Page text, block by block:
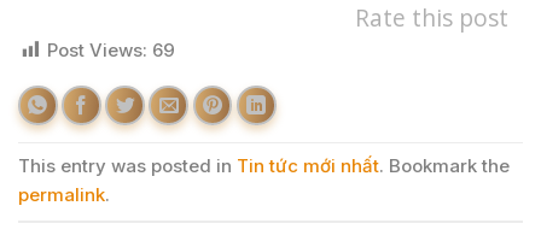
Rate this post
Post Views: 69
This entry was posted in Tin tức mới nhất. Bookmark the
permalink.